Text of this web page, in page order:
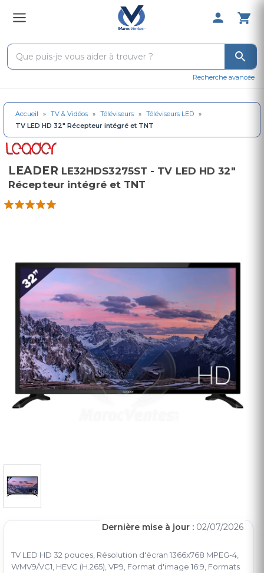
0 Produit
Recherche avancée
Accueil » TV & Vidéos » Téléviseurs » Téléviseurs LED »
TV LED HD 32" Récepteur intégré et TNT
LEADER LE32HDS3275ST - TV LED HD 32"
Récepteur intégré et TNT
TV LED HD 32 pouces, Résolution d'écran 1366x768 MPEG-4,
WMV9/VC1, HEVC (H.265), VP9, Format d'image 16:9, Formats
Dernière mise à jour : 02/07/2026